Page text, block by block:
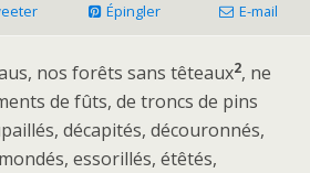
Épingler E-mail
nos forêts sans têteaux2, ne
de fûts, de troncs de pins
décapités, découronnés,
essorillés, étêtés,